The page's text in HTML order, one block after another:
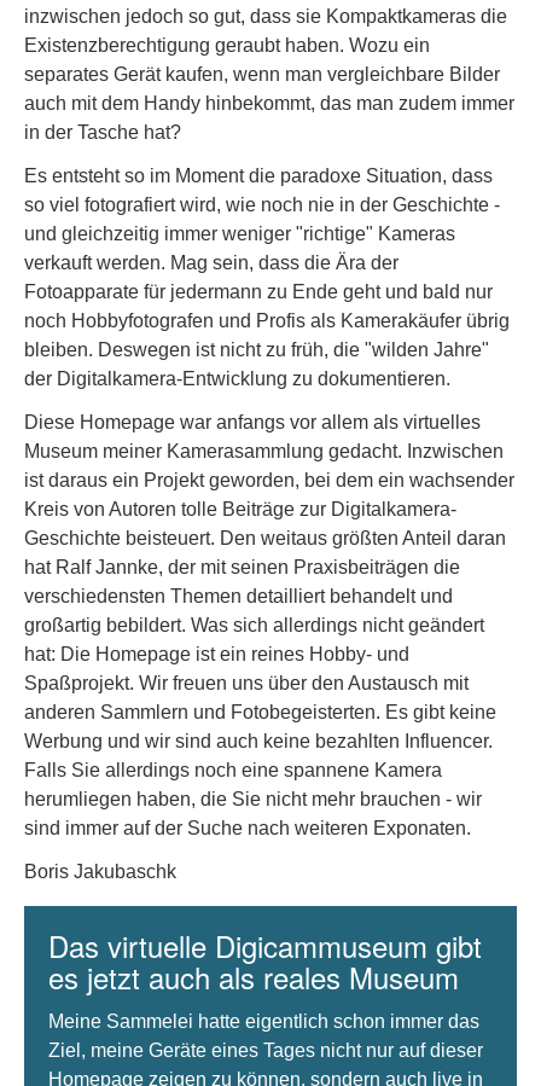
inzwischen jedoch so gut, dass sie Kompaktkameras die
Existenzberechtigung geraubt haben. Wozu ein
separates Gerät kaufen, wenn man vergleichbare Bilder
auch mit dem Handy hinbekommt, das man zudem immer
in der Tasche hat?
Es entsteht so im Moment die paradoxe Situation, dass
so viel fotografiert wird, wie noch nie in der Geschichte -
und gleichzeitig immer weniger "richtige" Kameras
verkauft werden. Mag sein, dass die Ära der
Fotoapparate für jedermann zu Ende geht und bald nur
noch Hobbyfotografen und Profis als Kamerakäufer übrig
bleiben. Deswegen ist nicht zu früh, die "wilden Jahre"
der Digitalkamera-Entwicklung zu dokumentieren.
Diese Homepage war anfangs vor allem als virtuelles
Museum meiner Kamerasammlung gedacht. Inzwischen
ist daraus ein Projekt geworden, bei dem ein wachsender
Kreis von Autoren tolle Beiträge zur Digitalkamera-
Geschichte beisteuert. Den weitaus größten Anteil daran
hat Ralf Jannke, der mit seinen Praxisbeiträgen die
verschiedensten Themen detailliert behandelt und
großartig bebildert. Was sich allerdings nicht geändert
hat: Die Homepage ist ein reines Hobby- und
Spaßprojekt. Wir freuen uns über den Austausch mit
anderen Sammlern und Fotobegeisterten. Es gibt keine
Werbung und wir sind auch keine bezahlten Influencer.
Falls Sie allerdings noch eine spannene Kamera
herumliegen haben, die Sie nicht mehr brauchen - wir
sind immer auf der Suche nach weiteren Exponaten.
Boris Jakubaschk
Das virtuelle Digicammuseum gibt
es jetzt auch als reales Museum
Meine Sammelei hatte eigentlich schon immer das
Ziel, meine Geräte eines Tages nicht nur auf dieser
Homepage zeigen zu können, sondern auch live in